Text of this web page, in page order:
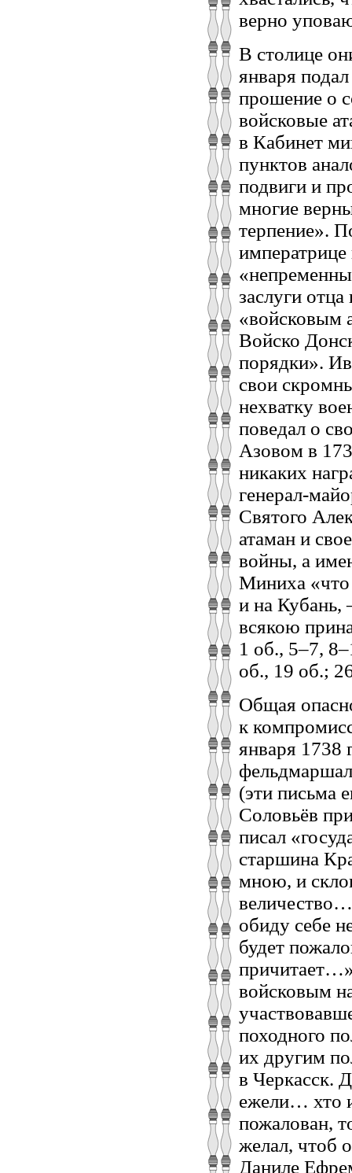
верно
В столице
января
прошение о
войсковые
в Кабинет
пунктов
подвиги и
многие
терпение».
заслуги
«войсковым
Войско
порядки».
свои
нехватку
поведал о
Азовом в
никаких
генерал-
Святого
атаман и
войны, а
Миниха «что
и на Кубань,
всякою
1 об., 5–7,
об., 19 об.;
Общая
к
января
(эти письма
Соловьёв
писал
старшина
мною, и
обиду себе
будет
войсковым
походного
их другим
в Черкасск.
ежели… хто
пожалован,
желал, чтоб
Даниле